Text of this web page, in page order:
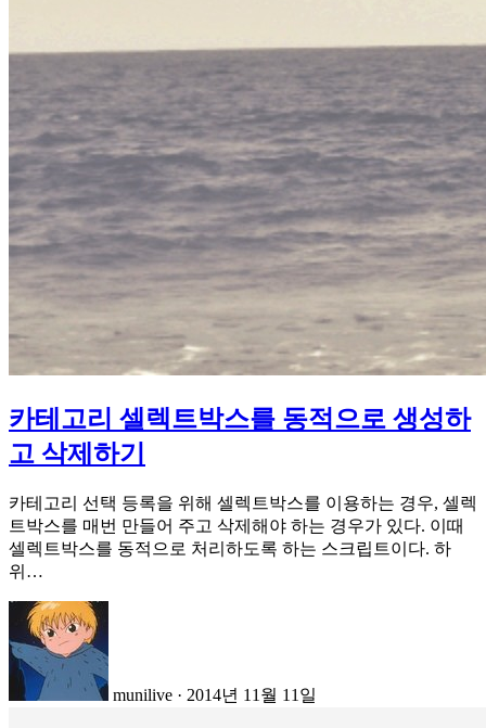
카테고리 셀렉트박스를 동적으로 생성하
고 삭제하기
카테고리 선택 등록을 위해 셀렉트박스를 이용하는 경우, 셀렉
트박스를 매번 만들어 주고 삭제해야 하는 경우가 있다. 이때
셀렉트박스를 동적으로 처리하도록 하는 스크립트이다. 하
위…
munilive · 2014년 11월 11일